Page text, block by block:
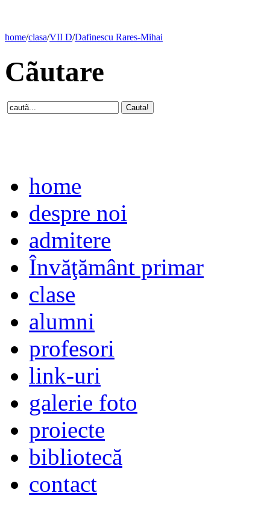
home/clasa/VII D/Dafinescu Rares-Mihai
Cãutare
home
despre noi
admitere
Învăţământ primar
clase
alumni
profesori
link-uri
galerie foto
proiecte
bibliotecă
contact